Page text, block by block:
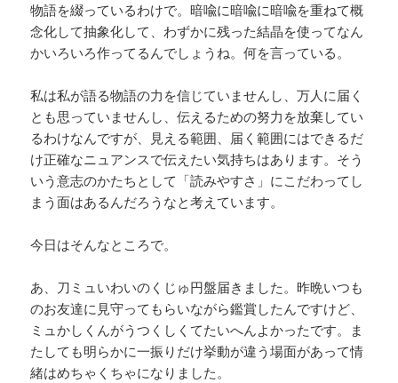
物語を綴っているわけで。暗喩に暗喩に暗喩を重ねて概
念化して抽象化して、わずかに残った結晶を使ってなん
かいろいろ作ってるんでしょうね。何を言っている。
私は私が語る物語の力を信じていませんし、万人に届く
とも思っていませんし、伝えるための努力を放棄してい
るわけなんですが、見える範囲、届く範囲にはできるだ
け正確なニュアンスで伝えたい気持ちはあります。そう
いう意志のかたちとして「読みやすさ」にこだわってし
まう面はあるんだろうなと考えています。
今日はそんなところで。
あ、刀ミュいわいのくじゅ円盤届きました。昨晩いつも
のお友達に見守ってもらいながら鑑賞したんですけど、
ミュかしくんがうつくしくてたいへんよかったです。ま
たしても明らかに一振りだけ挙動が違う場面があって情
緒はめちゃくちゃになりました。